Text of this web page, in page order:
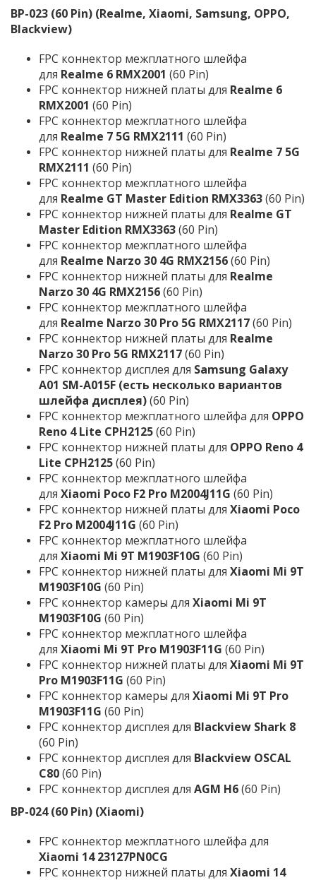
BP-023 (60 Pin) (Realme, Xiaomi, Samsung, OPPO,
Blackview)
FPC коннектор межплатного шлейфа
для Realme 6 RMX2001 (60 Pin)
FPC коннектор нижней платы для Realme 6
RMX2001 (60 Pin)
FPC коннектор межплатного шлейфа
для Realme 7 5G RMX2111 (60 Pin)
FPC коннектор нижней платы для Realme 7 5G
RMX2111 (60 Pin)
FPC коннектор межплатного шлейфа
для Realme GT Master Edition RMX3363(60 Pin)
FPC коннектор нижней платы для Realme GT
Master Edition RMX3363(60 Pin)
FPC коннектор межплатного шлейфа
для Realme Narzo 30 4G RMX2156(60 Pin)
FPC коннектор нижней платы для Realme
Narzo 30 4G RMX2156(60 Pin)
FPC коннектор межплатного шлейфа
для Realme Narzo 30 Pro 5G RMX2117(60 Pin)
FPC коннектор нижней платы для Realme
Narzo 30 Pro 5G RMX2117(60 Pin)
FPC коннектор дисплея для Samsung Galaxy
A01 SM-A015F (есть несколько вариантов
шлейфа дисплея)(60 Pin)
FPC коннектор межплатного шлейфа для OPPO
Reno 4 Lite CPH2125(60 Pin)
FPC коннектор нижней платы для OPPO Reno 4
Lite CPH2125(60 Pin)
FPC коннектор межплатного шлейфа
для Xiaomi Poco F2 Pro M2004J11G (60 Pin)
FPC коннектор нижней платы для Xiaomi Poco
F2 Pro M2004J11G (60 Pin)
FPC коннектор межплатного шлейфа
для Xiaomi Mi 9T M1903F10G (60 Pin)
FPC коннектор нижней платы для Xiaomi Mi 9T
M1903F10G (60 Pin)
FPC коннектор камеры для Xiaomi Mi 9T
M1903F10G (60 Pin)
FPC коннектор межплатного шлейфа
для Xiaomi Mi 9T Pro M1903F11G (60 Pin)
FPC коннектор нижней платы для Xiaomi Mi 9T
Pro M1903F11G (60 Pin)
FPC коннектор камеры для Xiaomi Mi 9T Pro
M1903F11G (60 Pin)
FPC коннектор дисплея для Blackview Shark 8
(60 Pin)
FPC коннектор дисплея для Blackview OSCAL
C80(60 Pin)
FPC коннектор дисплея для AGM H6(60 Pin)
BP-024 (60 Pin) (Xiaomi)
FPC коннектор межплатного шлейфа для
Xiaomi 14 23127PN0CG
FPC коннектор нижней платы для Xiaomi 14